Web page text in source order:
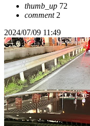
thumb_up 72
comment2
2024/07/09 11:49